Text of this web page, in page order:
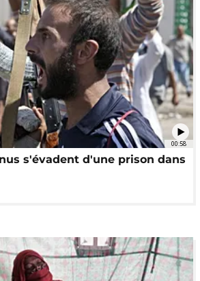
00:58
s'évadent d'une prison dans